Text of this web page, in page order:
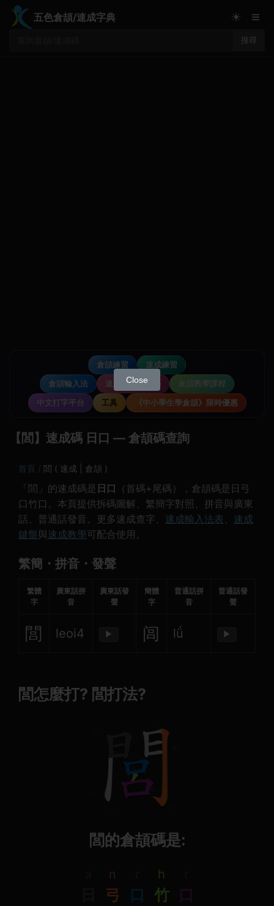
五色倉頡/速成字典
搜尋
☀ ≡
倉頡練習
速成練習
倉頡輸入法
速成輸入法教學
倉頡教學課程
中文打字平台
工具 《中小學生學倉頡》限時優惠
【閭】速成碼 日口 — 倉頡碼查詢
首頁 閭 ( 速成 | 倉頡 )
「閭」的速成碼是 日口 （首碼+尾碼），倉頡碼是日弓
口竹口。本頁提供拆碼圖解、繁簡字對照、拼音與廣東
話、普通話發音。更多速成查字、 速成輸入法表、 速成
鍵盤與速成教學可配合使用。
繁簡・拼音・發聲
繁體
字
廣東話拼
音
廣東話發
聲
簡體
字
普通話拼
音
普通話發
聲
閭 leoi4 ▶ 闾 lǘ ▶
閭怎麼打? 閭打法?
閭的倉頡碼是:
n
弓
r
口
h
竹
r
口
Close